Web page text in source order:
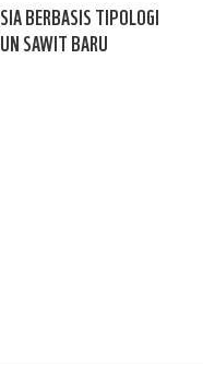
BERBASIS TIPOLOGI
SAWIT BARU